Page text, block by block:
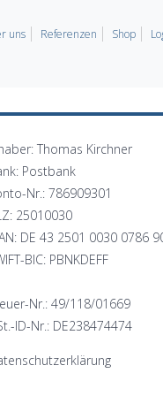
uns Referenzen Shop
Thomas Kirchner
Postbank
Nr.: 786909301
25010030
DE 43 2501 0030 0786
BIC: PBNKDEFF
Nr.: 49/118/01669
ID-Nr.: DE238474474